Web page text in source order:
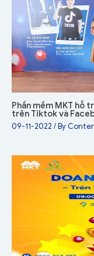
Phần mềm MKT hỗ
trên Tiktok và
09-11-2022 / By